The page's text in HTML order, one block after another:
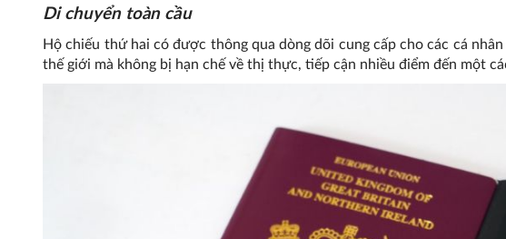
Di chuyển toàn cầu
Hộ chiếu thứ hai có được thông qua dòng dõi cung cấp cho các cá
thế giới mà không bị hạn chế về thị thực, tiếp cận nhiều điểm đến một